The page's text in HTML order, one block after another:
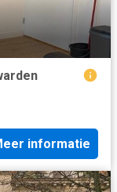
informatie